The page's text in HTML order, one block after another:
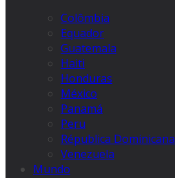
Colômbia
Equador
Guatemala
Haiti
Honduras
México
Panamá
Peru
Républica Dominicana
Venezuela
Mundo